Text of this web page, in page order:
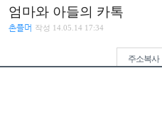
엄마와 아들의 카톡
촌플머 작성 14.05.14 17:34
주소복사